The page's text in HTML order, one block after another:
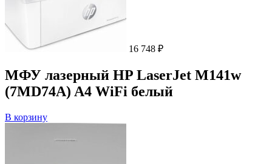
16 748 ₽
МФУ лазерный HP LaserJet M141w
(7MD74A) A4 WiFi белый
В корзину